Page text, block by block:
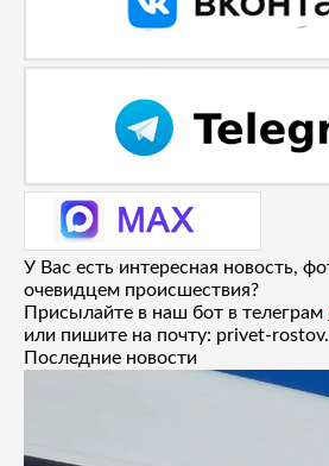
У Вас есть интересная новость,
очевидцем происшествия?
Присылайте в наш бот в телеграм
или пишите на почту: privet-
Последние новости